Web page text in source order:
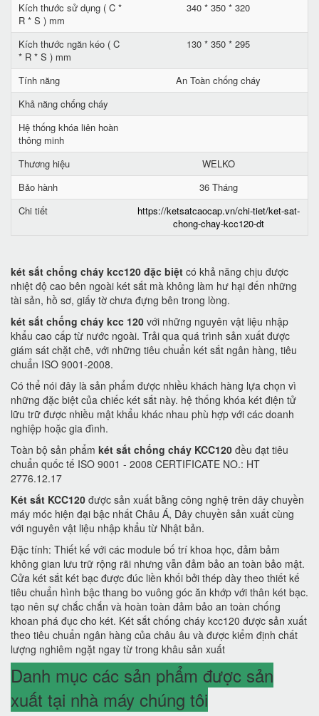
Kích thước sử dụng ( C *
R * S ) mm
340 * 350 * 320
Kích thước ngăn kéo ( C
* R * S ) mm
130 * 350 * 295
Tính năng
An Toàn chống cháy
Khả năng chống cháy
Hệ thống khóa liên hoàn
thông minh
Thương hiệu
WELKO
Bảo hành
36 Tháng
Chi tiết
https://ketsatcaocap.vn/chi-tiet/ket-sat-
chong-chay-kcc120-dt
két sắt chống cháy kcc120 đặc biệt có khả năng chịu được
nhiệt độ cao bên ngoài két sắt mà không làm hư hại đến những
tài sản, hồ sơ, giấy tờ chưa đựng bên trong lòng.
két sắt chống cháy kcc 120 với những nguyên vật liệu nhập
khẩu cao cấp từ nước ngoài. Trải qua quá trình sản xuất được
giám sát chặt chẽ, với những tiêu chuẩn két sắt ngân hàng, tiêu
chuẩn ISO 9001-2008.
Có thể nói đây là sản phẩm được nhiều khách hàng lựa chọn vì
những đặc biệt của chiếc két sắt này. hệ thống khóa két điện tử
lữu trữ được nhiều mật khẩu khác nhau phù hợp với các doanh
nghiệp hoặc gia đình.
Toàn bộ sản phẩm két sắt chống cháy KCC120 đều đạt tiêu
chuẩn quốc tế ISO 9001 - 2008 CERTIFICATE NO.: HT
2776.12.17
Két sắt KCC120 được sản xuất bằng công nghệ trên dây chuyền
máy móc hiện đại bậc nhất Châu Á, Dây chuyền sản xuất cùng
với nguyên vật liệu nhập khẩu từ Nhật bản.
Đặc tính: Thiết kế với các module bố trí khoa học, đảm bảm
không gian lưu trữ rộng rãi nhưng vẫn đảm bảo an toàn bảo mật.
Cửa két sắt két bạc được đúc liền khối bởi thép dày theo thiết kế
tiêu chuẩn hình bậc thang bo vuông góc ăn khớp với thân két bạc.
tạo nên sự chắc chắn và hoàn toàn đảm bảo an toàn chống
khoan phá đục cho két. Két sắt chống cháy kcc120 được sản xuất
theo tiêu chuẩn ngân hàng của châu âu và được kiểm định chất
lượng nghiêm ngặt ngay từ trong khâu sản xuất
Danh mục các sản phẩm được sản
xuất tại nhà máy chúng tôi